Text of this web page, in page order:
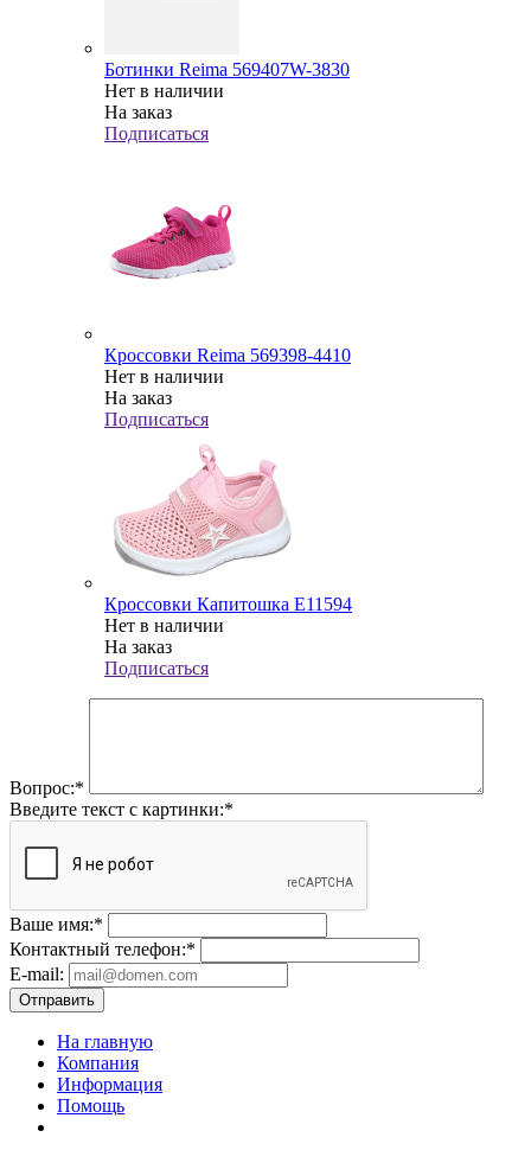
Ботинки Reima 569407W-3830
Нет в наличии
На заказ
Подписаться
Кроссовки Reima 569398-4410
Нет в наличии
На заказ
Подписаться
Кроссовки Капитошка Е11594
Нет в наличии
На заказ
Подписаться
Вопрос:*
Введите текст с картинки:*
Ваше имя:*
Контактный телефон:*
E-mail:
Отправить
На главную
Компания
Информация
Помощь